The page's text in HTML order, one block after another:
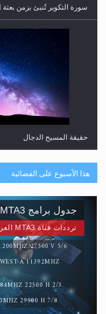
سورة التكوير تُنبئ بزمن
حقيقة المسيح الدجال
القرآن قاضٍ وحكمٌ على
هذا الأسبوع على الفضائية
ترددات قناة MTA3 العربية:
27500 V 5/6
A 11392MHZ
22500 H 2/3
29900 H 7/8
جدول برامج MTA3